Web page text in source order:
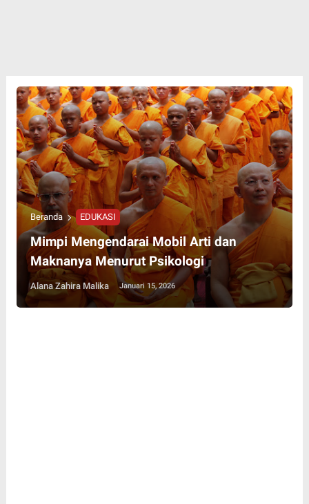
Beranda EDUKASI
Mimpi Mengendarai Mobil Arti dan
Maknanya Menurut Psikologi
Alana Zahira Malika Januari 15, 2026